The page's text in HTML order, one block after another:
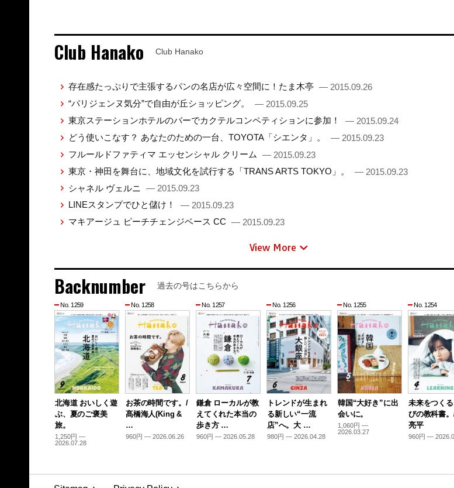
Club Hanako Club Hanako
存在感たっぷりで主張するパンの名店が広々空間に！たま木亭 — 2015.09.26
“パリジェンヌ気分”で自由が丘ショッピング。
— 2015.09.25
東京ステーションホテルのバーでカクテルコンペティションに参加！
— 2015.09.24
どう使いこなす？ あなたのための一台、TOYOTA「シエンタ」。
— 2015.09.23
フルールドファティマ エッセンシャル クリーム
— 2015.09.23
東京・神田を舞台に、地域文化を試行する「TRANS ARTS TOKYO」。
— 2015.09.23
シャネル ヴェルニ — 2015.09.23
LINEスタンプでひと儲け！
— 2015.09.23
マキアージュ ピーチチェンジベース CC — 2015.09.23
View More
Backnumber 過去の号はこちらから
No. 1259
北海道 おいしく遊
ぶ、夏のご褒美
旅。
1,250円 —
2026.07.28
No. 1258
お茶の時間です。/
髙橋海人(King &
…
960円 — 2026.06.26
No. 1257
鎌倉 ローカルが教
えてくれた本当の
歩き方 …
960円 — 2026.05.28
No. 1256
トレンドが生まれ
る新しい“一流
店”へ。大 …
980円 — 2026.04.28
No. 1255
韓国“大好き”に出
会いに。
1,060円 —
2026.03.27
No. 1254
未来をつく
びの教科書
亮平
960円 —